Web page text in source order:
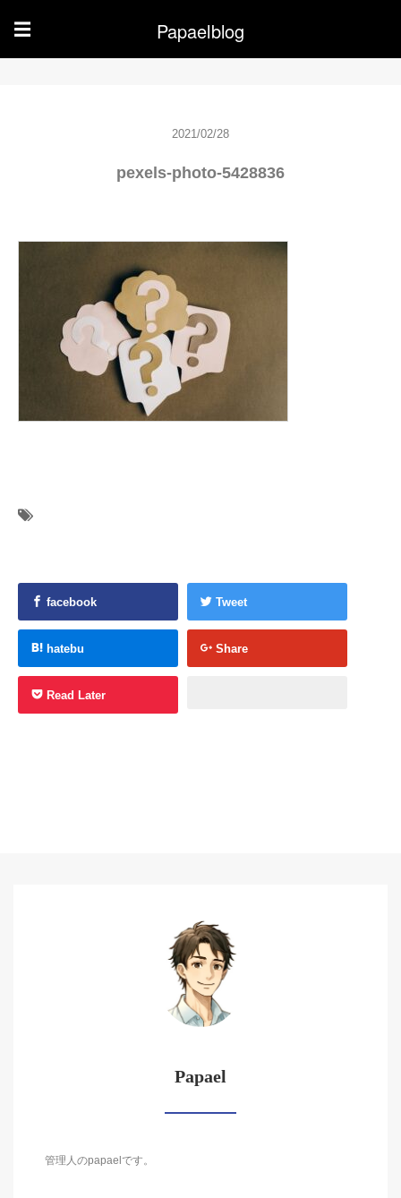
☰ Papaelblog
2021/02/28
pexels-photo-5428836
facebook Tweet
hatebu Share
Read Later
Papael
管理人のpapaelです。